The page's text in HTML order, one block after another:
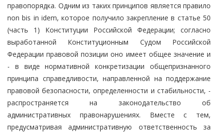
правопорядка. Одним из таких принципов является правило
non bis in idem, которое получило закрепление в статье 50
(часть 1) Конституции Российской Федерации; согласно
выработанной Конституционным Судом Российской
Федерации правовой позиции оно имеет общее значение и
- в виде нормативной конкретизации общепризнанного
принципа справедливости, направленной на поддержание
правовой безопасности, определенности и стабильности, -
распространяется на законодательство об
административных правонарушениях. Вместе с тем,
предусматривая административную ответственность за